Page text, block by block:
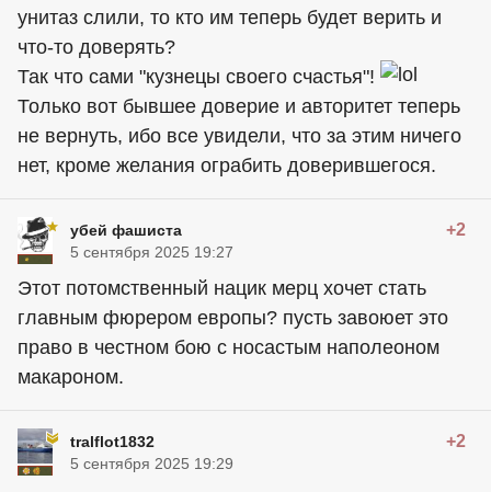
унитаз слили, то кто им теперь будет верить и
что-то доверять?
Так что сами "кузнецы своего счастья"!
Только вот бывшее доверие и авторитет теперь
не вернуть, ибо все увидели, что за этим ничего
нет, кроме желания ограбить доверившегося.
убей фашиста +2
5 сентября 2025 19:27
Этот потомственный нацик мерц хочет стать
главным фюрером европы? пусть завоюет это
право в честном бою с носастым наполеоном
макароном.
tralflot1832 +2
5 сентября 2025 19:29